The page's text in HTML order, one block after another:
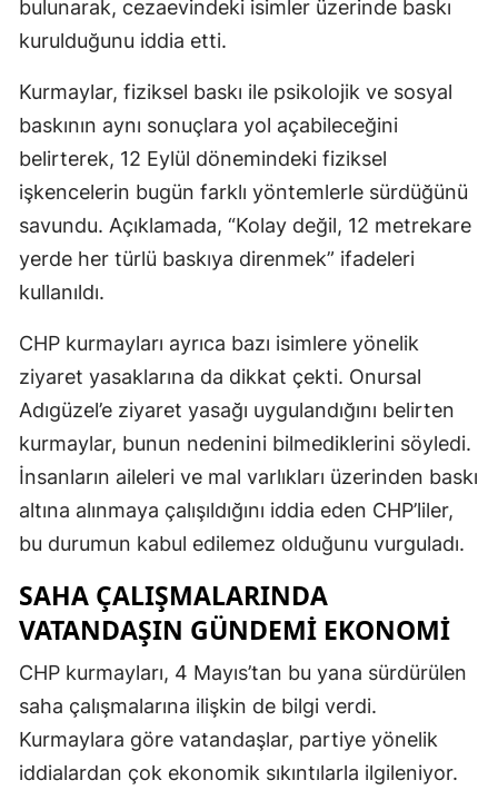
bulunarak, cezaevindeki isimler üzerinde baskı
kurulduğunu iddia etti.
Kurmaylar, fiziksel baskı ile psikolojik ve sosyal
baskının aynı sonuçlara yol açabileceğini
belirterek, 12 Eylül dönemindeki fiziksel
işkencelerin bugün farklı yöntemlerle sürdüğünü
savundu. Açıklamada, “Kolay değil, 12 metrekare
yerde her türlü baskıya direnmek” ifadeleri
kullanıldı.
CHP kurmayları ayrıca bazı isimlere yönelik
ziyaret yasaklarına da dikkat çekti. Onursal
Adıgüzel’e ziyaret yasağı uygulandığını belirten
kurmaylar, bunun nedenini bilmediklerini söyledi.
İnsanların aileleri ve mal varlıkları üzerinden baskı
altına alınmaya çalışıldığını iddia eden CHP’liler,
bu durumun kabul edilemez olduğunu vurguladı.
SAHA ÇALIŞMALARINDA
VATANDAŞIN GÜNDEMI EKONOMI
CHP kurmayları, 4 Mayıs’tan bu yana sürdürülen
saha çalışmalarına ilişkin de bilgi verdi.
Kurmaylara göre vatandaşlar, partiye yönelik
iddialardan çok ekonomik sıkıntılarla ilgileniyor.